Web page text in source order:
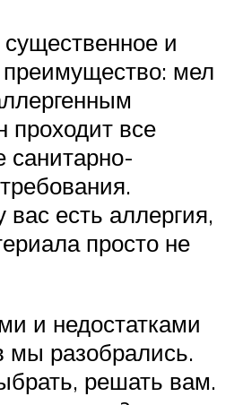
и
мел
проходит все
санитарно-
есть аллергия,
просто не
и недостатками
мы разобрались.
решать вам.